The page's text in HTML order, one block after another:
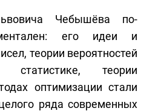
Чебышёва по-
его идеи и
теории вероятностей
статистике, теории
оптимизации стали
ряда современных